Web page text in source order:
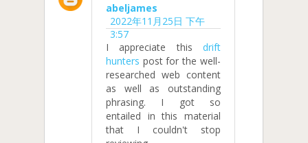
abeljames
2022年11月25日 下午
3:57
I appreciate this drift
hunters post for the well-
researched web content
as well as outstanding
phrasing. I got so
entailed in this material
that I couldn't stop